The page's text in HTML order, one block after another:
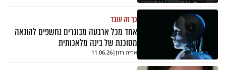
כך זה עובד
אחד מכל ארבעה מבוגרים נחשפים להונאה
מסוכנת של בינה מלאכותית
אריה רוזן|
11.06.26